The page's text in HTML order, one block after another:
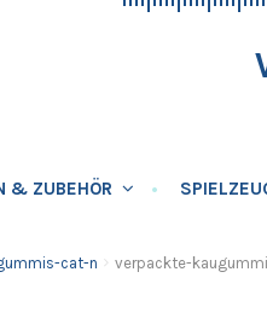
& ZUBEHÖR
cat-n verpackte-